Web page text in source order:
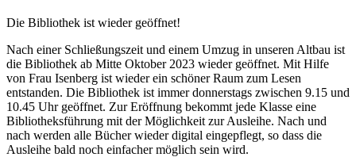
Die Bibliothek ist wieder geöffnet!
Nach einer Schließungszeit und einem Umzug in unseren Altbau ist
die Bibliothek ab Mitte Oktober 2023 wieder geöffnet. Mit Hilfe
von Frau Isenberg ist wieder ein schöner Raum zum Lesen
entstanden. Die Bibliothek ist immer donnerstags zwischen 9.15 und
10.45 Uhr geöffnet. Zur Eröffnung bekommt jede Klasse eine
Bibliotheksführung mit der Möglichkeit zur Ausleihe. Nach und
nach werden alle Bücher wieder digital eingepflegt, so dass die
Ausleihe bald noch einfacher möglich sein wird.